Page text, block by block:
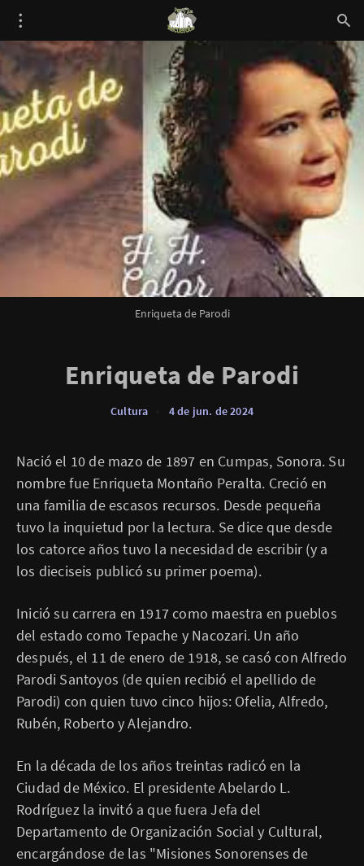
Enriqueta de Parodi
Enriqueta de Parodi
Cultura 4 de jun. de 2024
Nació el 10 de mazo de 1897 en Cumpas, Sonora. Su
nombre fue Enriqueta Montaño Peralta. Creció en
una familia de escasos recursos. Desde pequeña
tuvo la inquietud por la lectura. Se dice que desde
los catorce años tuvo la necesidad de escribir (y a
los dieciseis publicó su primer poema).
Inició su carrera en 1917 como maestra en pueblos
del estado como Tepache y Nacozari. Un año
después, el 11 de enero de 1918, se casó con Alfredo
Parodi Santoyos (de quien recibió el apellido de
Parodi) con quien tuvo cinco hijos: Ofelia, Alfredo,
Rubén, Roberto y Alejandro.
En la década de los años treintas radicó en la
Ciudad de México. El presidente Abelardo L.
Rodríguez la invitó a que fuera Jefa del
Departamento de Organización Social y Cultural,
encargándose de las "Misiones Sonorenses de